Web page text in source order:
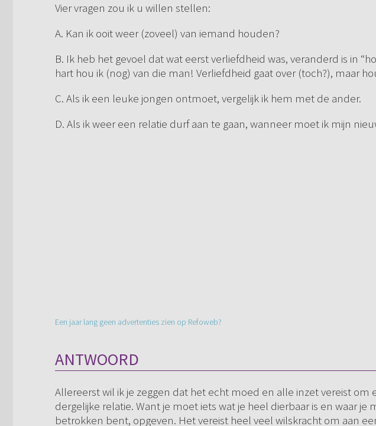
Vier vragen zou ik u willen stellen:
A. Kan ik ooit weer (zoveel) van iemand houden?
B. Ik heb het gevoel dat wat eerst verliefdheid was, veranderd is in
hart hou ik (nog) van die man! Verliefdheid gaat over (toch?), maar
C. Als ik een leuke jongen ontmoet, vergelijk ik hem met de ander.
D. Als ik weer een relatie durf aan te gaan, wanneer moet ik mijn
Een jaar lang geen advertenties zien op Refoweb?
ANTWOORD
Allereerst wil ik je zeggen dat het echt moed en alle inzet vereist om
dergelijke relatie. Want je moet iets wat je heel dierbaar is en waar je
betrokken bent, opgeven. Het vereist heel veel wilskracht om aan